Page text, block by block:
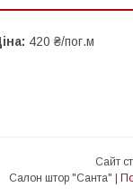
420 ₴/пог.м
Сайт